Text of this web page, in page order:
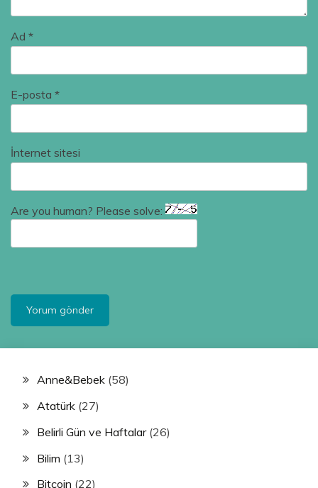
Ad *
E-posta *
İnternet sitesi
Are you human? Please solve:
Anne&Bebek (58)
Atatürk (27)
Belirli Gün ve Haftalar(26)
Bilim (13)
Bitcoin (22)